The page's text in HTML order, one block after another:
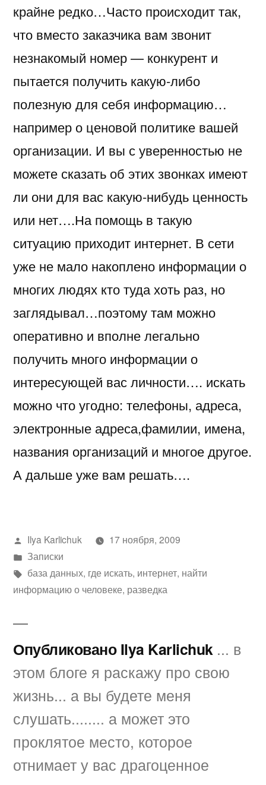
крайне редко…Часто происходит так,
что вместо заказчика вам звонит
незнакомый номер — конкурент и
пытается получить какую-либо
полезную для себя информацию…
например о ценовой политике вашей
организации. И вы с уверенностью не
можете сказать об этих звонках имеют
ли они для вас какую-нибудь ценность
или нет….На помощь в такую
ситуацию приходит интернет. В сети
уже не мало накоплено информации о
многих людях кто туда хоть раз, но
заглядывал…поэтому там можно
оперативно и вполне легально
получить много информации о
интересующей вас личности…. искать
можно что угодно: телефоны, адреса,
электронные адреса,фамилии, имена,
названия организаций и многое другое.
А дальше уже вам решать….
Написано
автором
Ilya Karlichuk
17 ноября, 2009
Написано
в
Записки
Метки:
база данных, где искать, интернет, найти
информацию о человеке, разведка
Опубликовано Ilya Karlichuk ... в
этом блоге я раскажу про свою
жизнь... а вы будете меня
слушать........ а может это
проклятое место, которое
отнимает у вас драгоценное